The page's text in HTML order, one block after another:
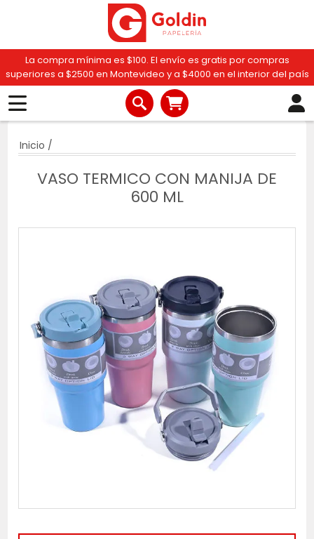
La compra mínima es $100. El envío es gratis por compras
superiores a $2500 en Montevideo y a $4000 en el interior del país
Inicio /
VASO TERMICO CON MANIJA DE
600 ML